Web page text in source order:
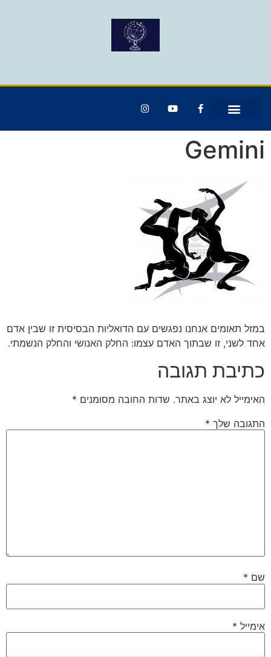
Gemini
במזל תאומים אנחנו נפגשים עם הדואליות הבסיסית זו שבין אדם
אחד לשני, זו שבתוך האדם עצמו: החלק האנושי והחלק הנשמתי.
כתיבת תגובה
האימייל לא יוצג באתר. שדות החובה מסומנים *
התגובה שלך *
שם *
אימייל *